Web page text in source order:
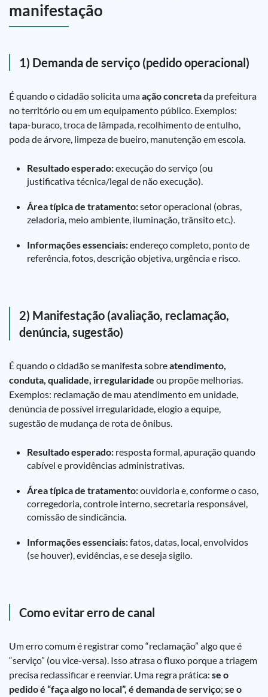
manifestação
1) Demanda de serviço (pedido operacional)
É quando o cidadão solicita umaação concretada prefeitura
no território ou em um equipamento público. Exemplos:
tapa-buraco, troca de lâmpada, recolhimento de entulho,
poda de árvore, limpeza de bueiro, manutenção em escola.
Resultado esperado:execução do serviço (ou
justificativa técnica/legal de não execução).
Área típica de tratamento:setor operacional (obras,
zeladoria, meio ambiente, iluminação, trânsito etc.).
Informações essenciais:endereço completo, ponto de
referência, fotos, descrição objetiva, urgência e risco.
2) Manifestação (avaliação, reclamação,
denúncia, sugestão)
É quando o cidadão se manifesta sobreatendimento,
conduta, qualidade, irregularidade ou propõe melhorias.
Exemplos: reclamação de mau atendimento em unidade,
denúncia de possível irregularidade, elogio a equipe,
sugestão de mudança de rota de ônibus.
Resultado esperado: resposta formal, apuração quando
cabível e providências administrativas.
Área típica de tratamento:ouvidoria e, conforme o caso,
corregedoria, controle interno, secretaria responsável,
comissão de sindicância.
Informações essenciais:fatos, datas, local, envolvidos
(se houver), evidências, e se deseja sigilo.
Como evitar erro de canal
Um erro comum é registrar como “reclamação” algo que é
“serviço” (ou vice-versa). Isso atrasa o fluxo porque a triagem
precisa reclassificar e reenviar. Uma regra prática: se o
pedido é “faça algo no local”, é demanda de serviço; se o